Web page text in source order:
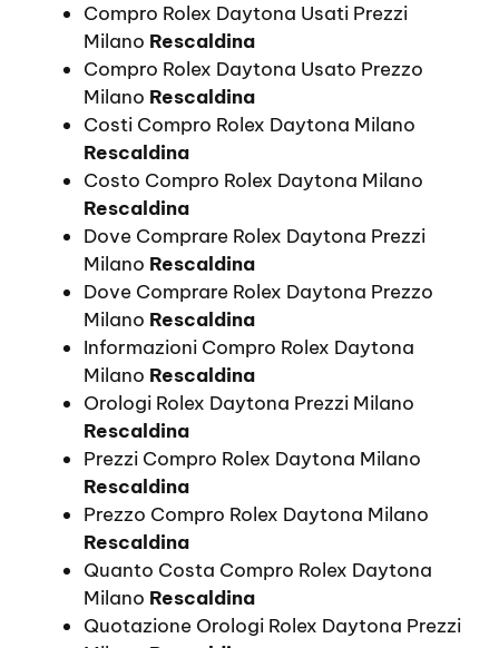
Compro Rolex Daytona Usati Prezzi
Milano Rescaldina
Compro Rolex Daytona Usato Prezzo
Milano Rescaldina
Costi Compro Rolex Daytona Milano
Rescaldina
Costo Compro Rolex Daytona Milano
Rescaldina
Dove Comprare Rolex Daytona Prezzi
Milano Rescaldina
Dove Comprare Rolex Daytona Prezzo
Milano Rescaldina
Informazioni Compro Rolex Daytona
Milano Rescaldina
Orologi Rolex Daytona Prezzi Milano
Rescaldina
Prezzi Compro Rolex Daytona Milano
Rescaldina
Prezzo Compro Rolex Daytona Milano
Rescaldina
Quanto Costa Compro Rolex Daytona
Milano Rescaldina
Quotazione Orologi Rolex Daytona Prezzi